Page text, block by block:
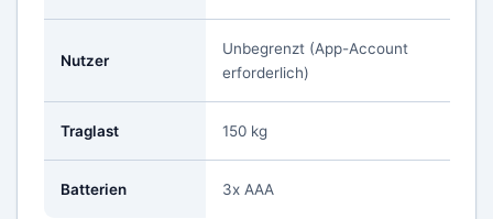
Nutzer
Unbegrenzt (App-Account
erforderlich)
Traglast 150 kg
Batterien 3x AAA